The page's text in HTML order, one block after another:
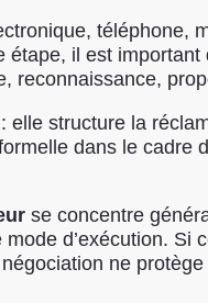
étape, il est
reconnaissance,
structure la
dans le cadre
se concentre
d’exécution.
ne